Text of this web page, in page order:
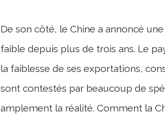
De son côté, le Chine a annoncé
faible depuis plus de trois ans. Le
la faiblesse de ses exportations,
sont contestés par beaucoup de
amplement la réalité. Comment la